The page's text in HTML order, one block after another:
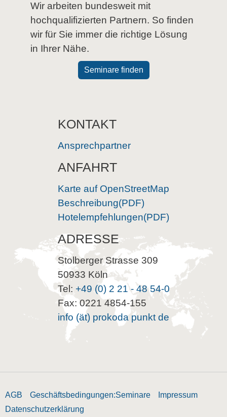
Wir arbeiten bundesweit mit
hochqualifizierten Partnern. So finden
wir für Sie immer die richtige Lösung
in Ihrer Nähe.
Seminare finden
KONTAKT
Ansprechpartner
ANFAHRT
Karte auf OpenStreetMap
Beschreibung(PDF)
Hotelempfehlungen(PDF)
ADRESSE
Stolberger Strasse 309
50933 Köln
Tel: +49 (0) 2 21 - 48 54-0
Fax: 0221 4854-155
info (ät) prokoda punkt de
AGB Geschäftsbedingungen:Seminare
Impressum
Datenschutzerklärung